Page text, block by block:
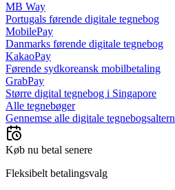
MB Way
Portugals førende digitale tegnebog
MobilePay
Danmarks førende digitale tegnebog
KakaoPay
Førende sydkoreansk mobilbetaling
GrabPay
Større digital tegnebog i Singapore
Alle tegnebøger
Gennemse alle digitale
Køb nu betal senere
Fleksibelt betalingsvalg